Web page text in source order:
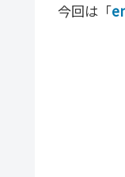
今回は「